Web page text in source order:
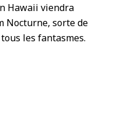
Hawaii viendra
Nocturne, sorte de
les fantasmes.